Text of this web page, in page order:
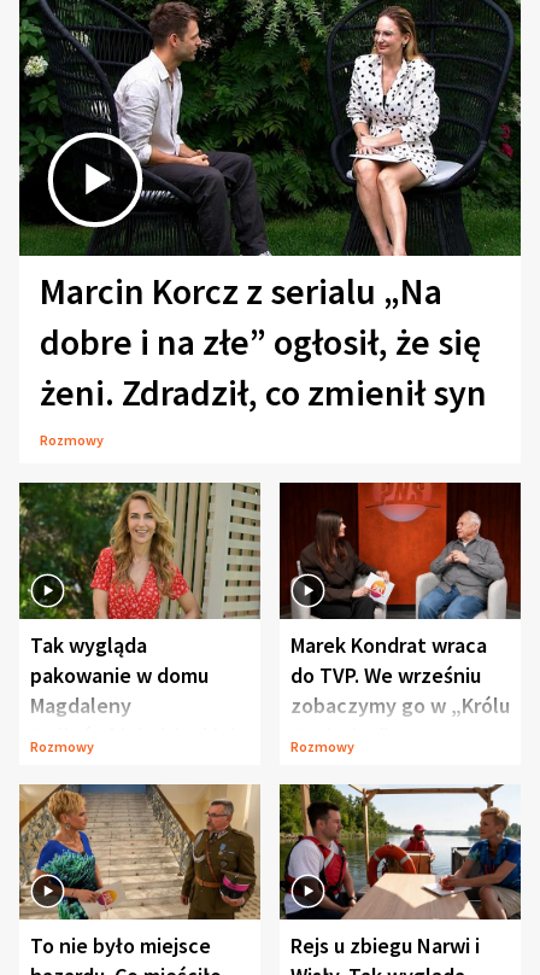
Marcin Korcz z serialu „Na
dobre i na złe” ogłosił, że się
żeni. Zdradził, co zmienił syn
Rozmowy
Tak wygląda
pakowanie w domu
Magdaleny
Waligórskiej-Lisieckiej.
Rozmowy
Marek Kondrat wraca
do TVP. We wrześniu
zobaczymy go w „Królu
Maciusiu I”
Rozmowy
To nie było miejsce
Rejs u zbiegu Narwi i